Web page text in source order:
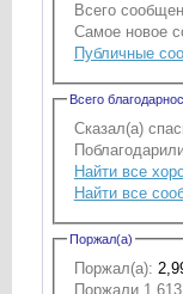
Всего
Самое новое
Публичные
Всего
Сказал(а)
Найти все
Найти все
Поржал(а)
Поржал(а):
Поржали